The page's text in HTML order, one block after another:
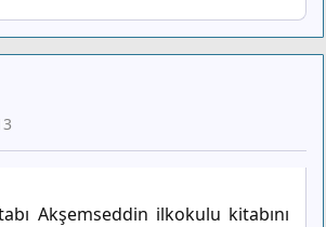
Akşemseddin ilkokulu kitabını